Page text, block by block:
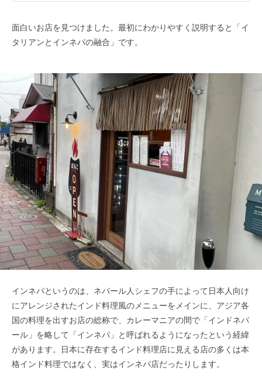
面白いお店を見つけました。最初にわかりやすく説明すると「イ
タリアンとインネパの融合」です。
インネパというのは、ネパール人シェフの手によって日本人向け
にアレンジされたインド料理風のメニューをメインに、アジア各
国の料理を出すお店の総称で、カレーマニアの間で「インドネパ
ール」を略して「インネパ」と呼ばれるようになったという経緯
があります。日本に存在するインド料理店に見える店の多くは本
格インド料理ではなく、実はインネパ店だったりします。